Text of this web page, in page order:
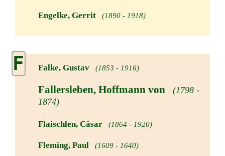
Engelke, Gerrit (1890 - 1918)
F Falke, Gustav (1853 - 1916)
Fallersleben, Hoffmann von
(1798 -
1874)
Flaischlen, Cäsar (1864 - 1920)
Fleming, Paul (1609 - 1640)